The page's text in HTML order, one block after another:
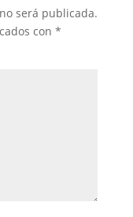
será publicada.
con *